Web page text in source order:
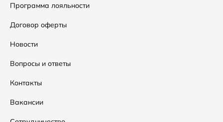
Сумки
Аксессуары
Распродажа
Подарочные сертификаты
Как оформить заказ
Условия возвратов
Таблица размеров
Уход за одеждой
Программа лояльности
Договор оферты
Новости
Вопросы и ответы
Контакты
Вакансии